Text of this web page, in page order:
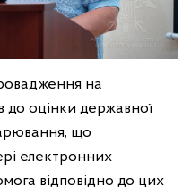
на
до оцінки державної
що
електронних
відповідно до цих